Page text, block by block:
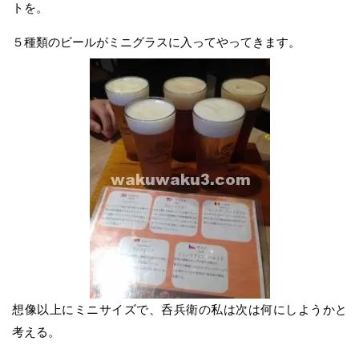
トを。
５種類のビールがミニグラスに入ってやってきます。
想像以上にミニサイズで、呑兵衛の私は次は何にしようかと
考える。